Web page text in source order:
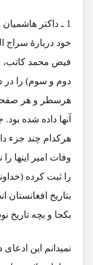
1 ـ داکتر
خود دربارۀ سراج
فیض محمد کاتب،
دوم و سوم) را در
هرسطر و هر صفحه
آنها داده شده
هرکدام چند جزء
وفات امیر اینها
را ثبت کرده
بتاریخ افغانستان
بکجا و بچه تاریخ
نمیدانم این